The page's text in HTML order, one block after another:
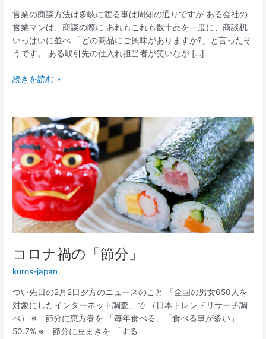
営業の商談方法は多岐に渡る事は周知の通りですが ある会社の
営業マンは、商談の際に あれもこれも数十品を一度に、商談机
いっぱいに並べ 「どの商品にご興味がありますか?」と言ったそ
うです。 ある取引先の仕入れ担当者が笑いなが […]
か
ら
信
頼
が
わ
る
続きを読む »
コロナ禍の「節分」
kuros-japan
つい先日の2月2日夕方のニュースのこと 「全国の男女650人を
対象にしたインターネット調査」で （日本トレンドリサーチ調
べ） ※ 節分に恵方巻を 「毎年食べる」「食べる事が多い」
50.7% ※ 節分に豆まきを 「する
コ
ロ
ナ
禍
の
「節
分」